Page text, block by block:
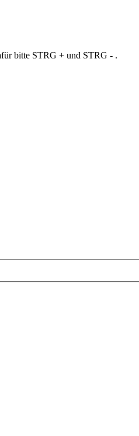
bitte STRG + und STRG - .